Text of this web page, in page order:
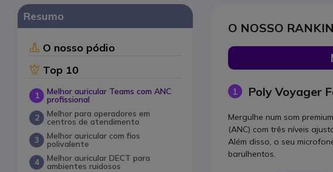
Resumo
O nosso pódio
Top 10
Melhor auricular Teams com ANC
profissional
Melhor para operadores em
centros de atendimento
Melhor auricular com fios
polivalente
Melhor auricular DECT para
ambientes ruidosos
O NOSSO
1 Poly Voyager
Mergulhe num som
(ANC) com três níveis
Além disso, o seu
barulhentos.